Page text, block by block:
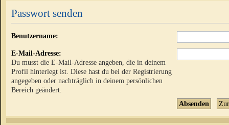
Passwort senden
Benutzername:
E-Mail-Adresse:
Du musst die E-Mail-Adresse angeben, die in deinem
Profil hinterlegt ist. Diese hast du bei der Registrierung
angegeben oder nachträglich in deinem persönlichen
Bereich geändert.